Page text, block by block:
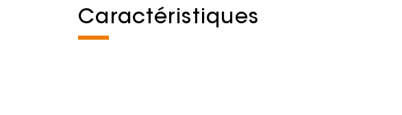
Caractéristiques